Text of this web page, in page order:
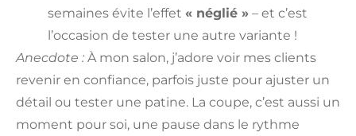
semaines évite l’effet « néglié » – et c’est
l’occasion de tester une autre variante !
Anecdote : À mon salon, j’adore voir mes clients
revenir en confiance, parfois juste pour ajuster un
détail ou tester une patine. La coupe, c’est aussi un
moment pour soi, une pause dans le rythme